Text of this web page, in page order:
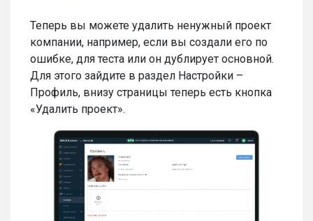
Теперь вы можете удалить ненужный проект
компании, например, если вы создали его по
ошибке, для теста или он дублирует основной.
Для этого зайдите в раздел Настройки –
Профиль, внизу страницы теперь есть кнопка
«Удалить проект».